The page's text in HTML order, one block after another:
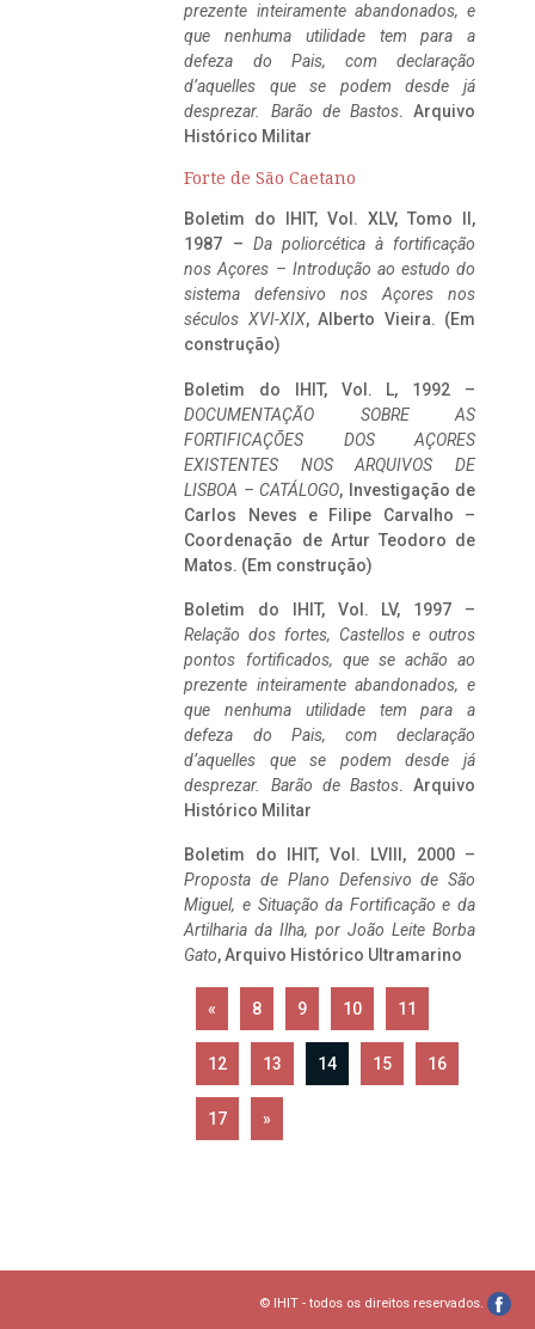
prezente inteiramente abandonados, e
que nenhuma utilidade tem para a
defeza do Pais, com declaração
d’aquelles que se podem desde já
desprezar. Barão de Bastos. Arquivo
Histórico Militar
Forte de São Caetano
Boletim do IHIT, Vol. XLV, Tomo II,
1987 – Da poliorcética à fortificação
nos Açores – Introdução ao estudo do
sistema defensivo nos Açores nos
séculos XVI-XIX, Alberto Vieira. (Em
construção)
Boletim do IHIT, Vol. L, 1992 –
DOCUMENTAÇÃO SOBRE AS
FORTIFICAÇÕES DOS AÇORES
EXISTENTES NOS ARQUIVOS DE
LISBOA – CATÁLOGO, Investigação de
Carlos Neves e Filipe Carvalho –
Coordenação de Artur Teodoro de
Matos. (Em construção)
Boletim do IHIT, Vol. LV, 1997 –
Relação dos fortes, Castellos e outros
pontos fortificados, que se achão ao
prezente inteiramente abandonados, e
que nenhuma utilidade tem para a
defeza do Pais, com declaração
d’aquelles que se podem desde já
desprezar. Barão de Bastos. Arquivo
Histórico Militar
Boletim do IHIT, Vol. LVIII, 2000 –
Proposta de Plano Defensivo de São
Miguel, e Situação da Fortificação e da
Artilharia da Ilha, por João Leite Borba
Gato, Arquivo Histórico Ultramarino
« 8 9 10 11
12 13 14 15 16
17 »
© IHIT - todos os direitos reservados.